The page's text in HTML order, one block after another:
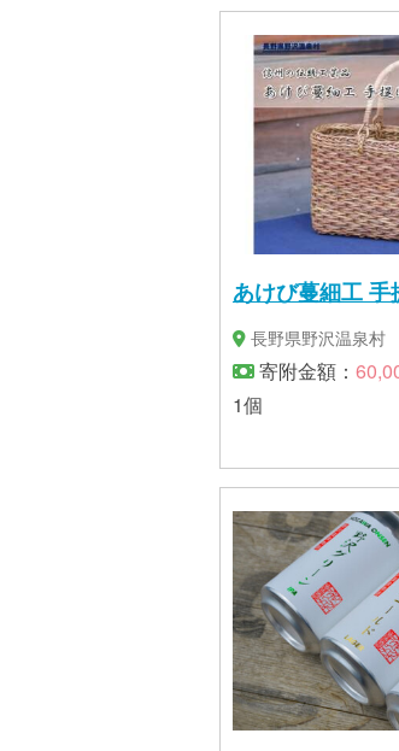
あけび蔓細工
長野県野沢温泉村
寄附金額：
1個